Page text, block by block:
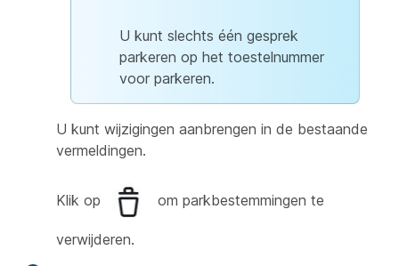
U kunt slechts één gesprek
parkeren op het toestelnummer
voor parkeren.
U kunt wijzigingen aanbrengen in de bestaande
vermeldingen.
Klik op om parkbestemmingen te
verwijderen.